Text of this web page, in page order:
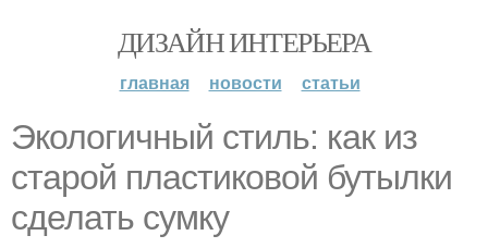
ДИЗАЙН ИНТЕРЬЕРА
главная новости статьи
Экологичный стиль: как из
старой пластиковой бутылки
сделать сумку